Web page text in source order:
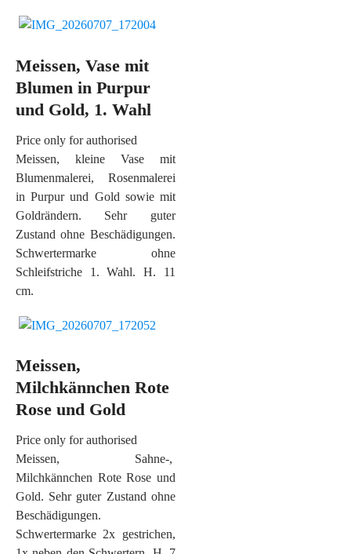
Meissen, Vase mit
Blumen in Purpur
und Gold, 1. Wahl
Price only for authorised
Meissen, kleine Vase mit
Blumenmalerei, Rosenmalerei
in Purpur und Gold sowie mit
Goldrändern. Sehr guter
Zustand ohne Beschädigungen.
Schwertermarke ohne
Schleifstriche 1. Wahl. H. 11
cm.
Meissen,
Milchkännchen Rote
Rose und Gold
Price only for authorised
Meissen, Sahne-,
Milchkännchen Rote Rose und
Gold. Sehr guter Zustand ohne
Beschädigungen.
Schwertermarke 2x gestrichen,